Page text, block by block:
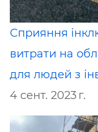
Сприяння
витрати на
для людей з
4 сент. 2023 г.